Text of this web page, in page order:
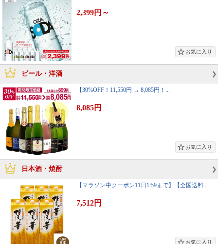
2,399円 ～
ビール・洋酒
【30%OFF！11,550円 → 8,085円！...
8,085円
日本酒・焼酎
【マラソン中クーポン11日1:59まで】【全国送料...
7,512円